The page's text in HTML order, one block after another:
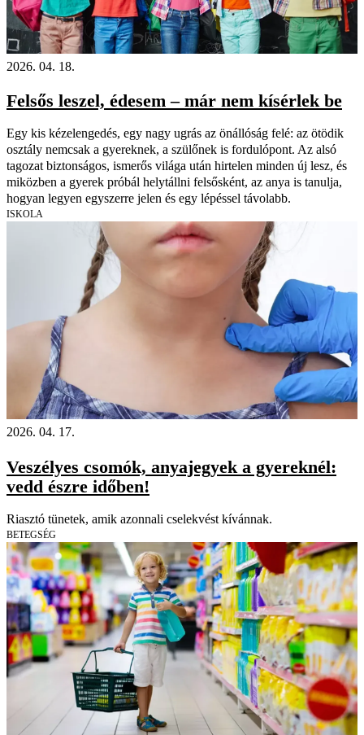
2026. 04. 18.
Felsős leszel, édesem – már nem kísérlek be
Egy kis kézelengedés, egy nagy ugrás az önállóság felé: az ötödik
osztály nemcsak a gyereknek, a szülőnek is fordulópont. Az alsó
tagozat biztonságos, ismerős világa után hirtelen minden új lesz, és
miközben a gyerek próbál helytállni felsősként, az anya is tanulja,
hogyan legyen egyszerre jelen és egy lépéssel távolabb.
ISKOLA
2026. 04. 17.
Veszélyes csomók, anyajegyek a gyereknél:
vedd észre időben!
Riasztó tünetek, amik azonnali cselekvést kívánnak.
BETEGSÉG